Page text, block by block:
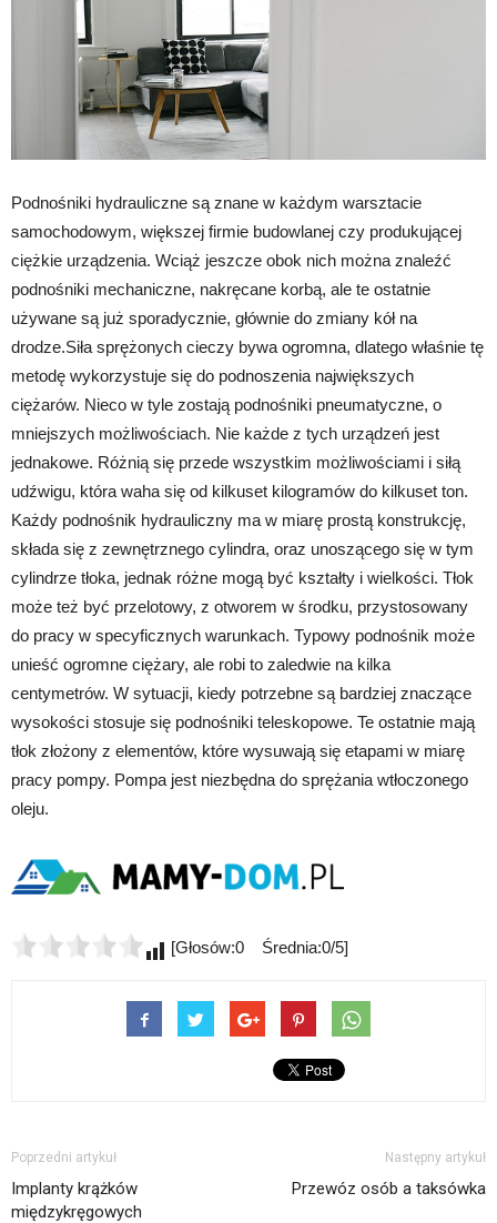
Podnośniki hydrauliczne są znane w każdym warsztacie
samochodowym, większej firmie budowlanej czy produkującej
ciężkie urządzenia. Wciąż jeszcze obok nich można znaleźć
podnośniki mechaniczne, nakręcane korbą, ale te ostatnie
używane są już sporadycznie, głównie do zmiany kół na
drodze.Siła sprężonych cieczy bywa ogromna, dlatego właśnie tę
metodę wykorzystuje się do podnoszenia największych
ciężarów. Nieco w tyle zostają podnośniki pneumatyczne, o
mniejszych możliwościach. Nie każde z tych urządzeń jest
jednakowe. Różnią się przede wszystkim możliwościami i siłą
udźwigu, która waha się od kilkuset kilogramów do kilkuset ton.
Każdy podnośnik hydrauliczny ma w miarę prostą konstrukcję,
składa się z zewnętrznego cylindra, oraz unoszącego się w tym
cylindrze tłoka, jednak różne mogą być kształty i wielkości. Tłok
może też być przelotowy, z otworem w środku, przystosowany
do pracy w specyficznych warunkach. Typowy podnośnik może
unieść ogromne ciężary, ale robi to zaledwie na kilka
centymetrów. W sytuacji, kiedy potrzebne są bardziej znaczące
wysokości stosuje się podnośniki teleskopowe. Te ostatnie mają
tłok złożony z elementów, które wysuwają się etapami w miarę
pracy pompy. Pompa jest niezbędna do sprężania wtłoczonego
oleju.
[Głosów:0 Średnia:0/5]
Poprzedni artykuł
Implanty krążków
międzykręgowych
Następny artykuł
Przewóz osób a taksówka